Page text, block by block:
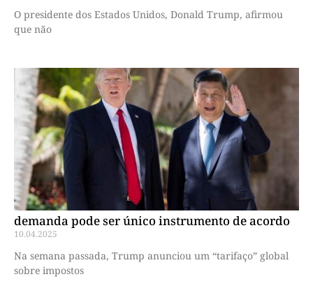
O presidente dos Estados Unidos, Donald Trump, afirmou
que não
demanda pode ser único instrumento de acordo
10.04.2025
Na semana passada, Trump anunciou um “tarifaço” global
sobre impostos